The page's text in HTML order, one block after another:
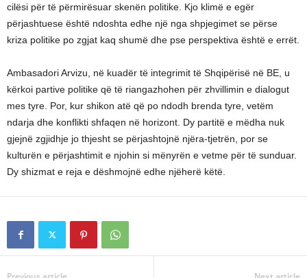
cilësi për të përmirësuar skenën politike. Kjo klimë e egër
përjashtuese është ndoshta edhe një nga shpjegimet se përse
kriza politike po zgjat kaq shumë dhe pse perspektiva është e errët.
Ambasadori Arvizu, në kuadër të integrimit të Shqipërisë në BE, u
kërkoi partive politike që të riangazhohen për zhvillimin e dialogut
mes tyre. Por, kur shikon atë që po ndodh brenda tyre, vetëm
ndarja dhe konflikti shfaqen në horizont. Dy partitë e mëdha nuk
gjejnë zgjidhje jo thjesht se përjashtojnë njëra-tjetrën, por se
kulturën e përjashtimit e njohin si mënyrën e vetme për të sunduar.
Dy shizmat e reja e dëshmojnë edhe njëherë këtë.